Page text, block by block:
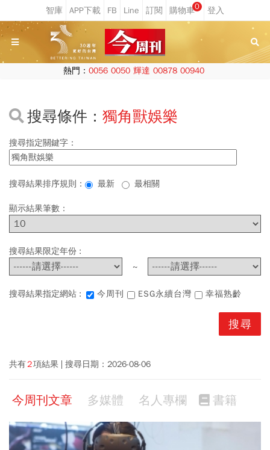
0
熱門： 0056 0050 輝達 00878 00940
搜尋條件： 獨角獸娛樂
搜尋指定關鍵字：
搜尋結果排序規則： 最新 最相關
顯示結果筆數：
搜尋結果限定年份 :
~
搜尋結果指定網站 : 今周刊 ESG永續台灣 幸福熟齡
共有2項結果 搜尋日期： 2026-08-06
今周刊文章 多媒體 名人專欄 書籍